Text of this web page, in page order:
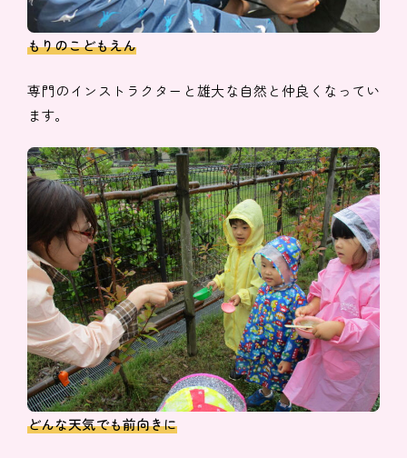
もりのこどもえん
専門のインストラクターと雄大な自然と仲良くなってい
ます。
どんな天気でも前向きに